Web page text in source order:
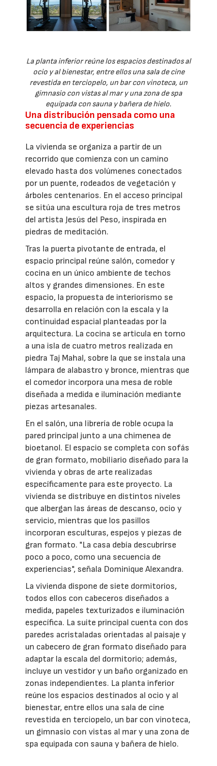
La planta inferior reúne los espacios destinados al
ocio y al bienestar, entre ellos una sala de cine
revestida en terciopelo, un bar con vinoteca, un
gimnasio con vistas al mar y una zona de spa
equipada con sauna y bañera de hielo.
Una distribución pensada como una
secuencia de experiencias
La vivienda se organiza a partir de un
recorrido que comienza con un camino
elevado hasta dos volúmenes conectados
por un puente, rodeados de vegetación y
árboles centenarios. En el acceso principal
se sitúa una escultura roja de tres metros
del artista Jesús del Peso, inspirada en
piedras de meditación.
Tras la puerta pivotante de entrada, el
espacio principal reúne salón, comedor y
cocina en un único ambiente de techos
altos y grandes dimensiones. En este
espacio, la propuesta de interiorismo se
desarrolla en relación con la escala y la
continuidad espacial planteadas por la
arquitectura. La cocina se articula en torno
a una isla de cuatro metros realizada en
piedra Taj Mahal, sobre la que se instala una
lámpara de alabastro y bronce, mientras que
el comedor incorpora una mesa de roble
diseñada a medida e iluminación mediante
piezas artesanales.
En el salón, una librería de roble ocupa la
pared principal junto a una chimenea de
bioetanol. El espacio se completa con sofás
de gran formato, mobiliario diseñado para la
vivienda y obras de arte realizadas
específicamente para este proyecto. La
vivienda se distribuye en distintos niveles
que albergan las áreas de descanso, ocio y
servicio, mientras que los pasillos
incorporan esculturas, espejos y piezas de
gran formato. "La casa debía descubrirse
poco a poco, como una secuencia de
experiencias", señala Dominique Alexandra.
La vivienda dispone de siete dormitorios,
todos ellos con cabeceros diseñados a
medida, papeles texturizados e iluminación
específica. La suite principal cuenta con dos
paredes acristaladas orientadas al paisaje y
un cabecero de gran formato diseñado para
adaptar la escala del dormitorio; además,
incluye un vestidor y un baño organizado en
zonas independientes. La planta inferior
reúne los espacios destinados al ocio y al
bienestar, entre ellos una sala de cine
revestida en terciopelo, un bar con vinoteca,
un gimnasio con vistas al mar y una zona de
spa equipada con sauna y bañera de hielo.